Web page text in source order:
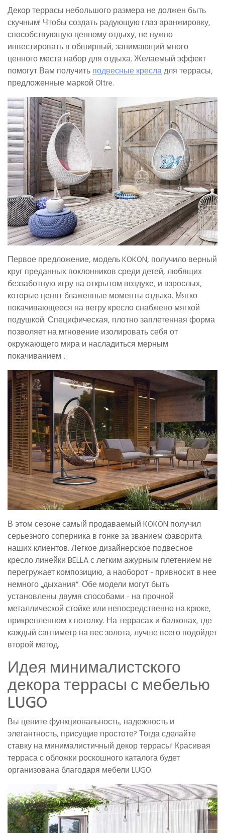
Декор террасы небольшого размера не должен быть
скучным! Чтобы создать радующую глаз аранжировку,
способствующую ценному отдыху, не нужно
инвестировать в обширный, занимающий много
ценного места набор для отдыха. Желаемый эффект
помогут Вам получитьподвесные кресладля террасы,
предложенные маркой Oltre.
Первое предложение, модель KOKON, получило верный
круг преданных поклонников среди детей, любящих
беззаботную игру на открытом воздухе, и взрослых,
которые ценят блаженные моменты отдыха. Мягко
покачивающееся на ветру кресло снабжено мягкой
подушкой. Специфическая, плотно заплетенная форма
позволяет на мгновение изолировать себя от
окружающего мира и насладиться мерным
покачиванием…
В этом сезоне самый продаваемый KOKON получил
серьезного соперника в гонке за званием фаворита
наших клиентов. Легкое дизайнерское подвесное
кресло линейки BELLA с легким ажурным плетением не
перегружает композицию, а наоборот - привносит в нее
немного „дыхания”. Обе модели могут быть
установлены двумя способами - на прочной
металлической стойке или непосредственно на крюке,
прикрепленном к потолку. На террасах и балконах, где
каждый сантиметр на вес золота, лучше всего подойдет
второй метод.
Идея минималистского
декора террасы с мебелью
LUGO
Вы цените функциональность, надежность и
элегантность, присущие простоте? Тогда сделайте
ставку на минималистичный декор террасы! Красивая
терраса с обложки роскошного каталога будет
организована благодаря мебели LUGO.